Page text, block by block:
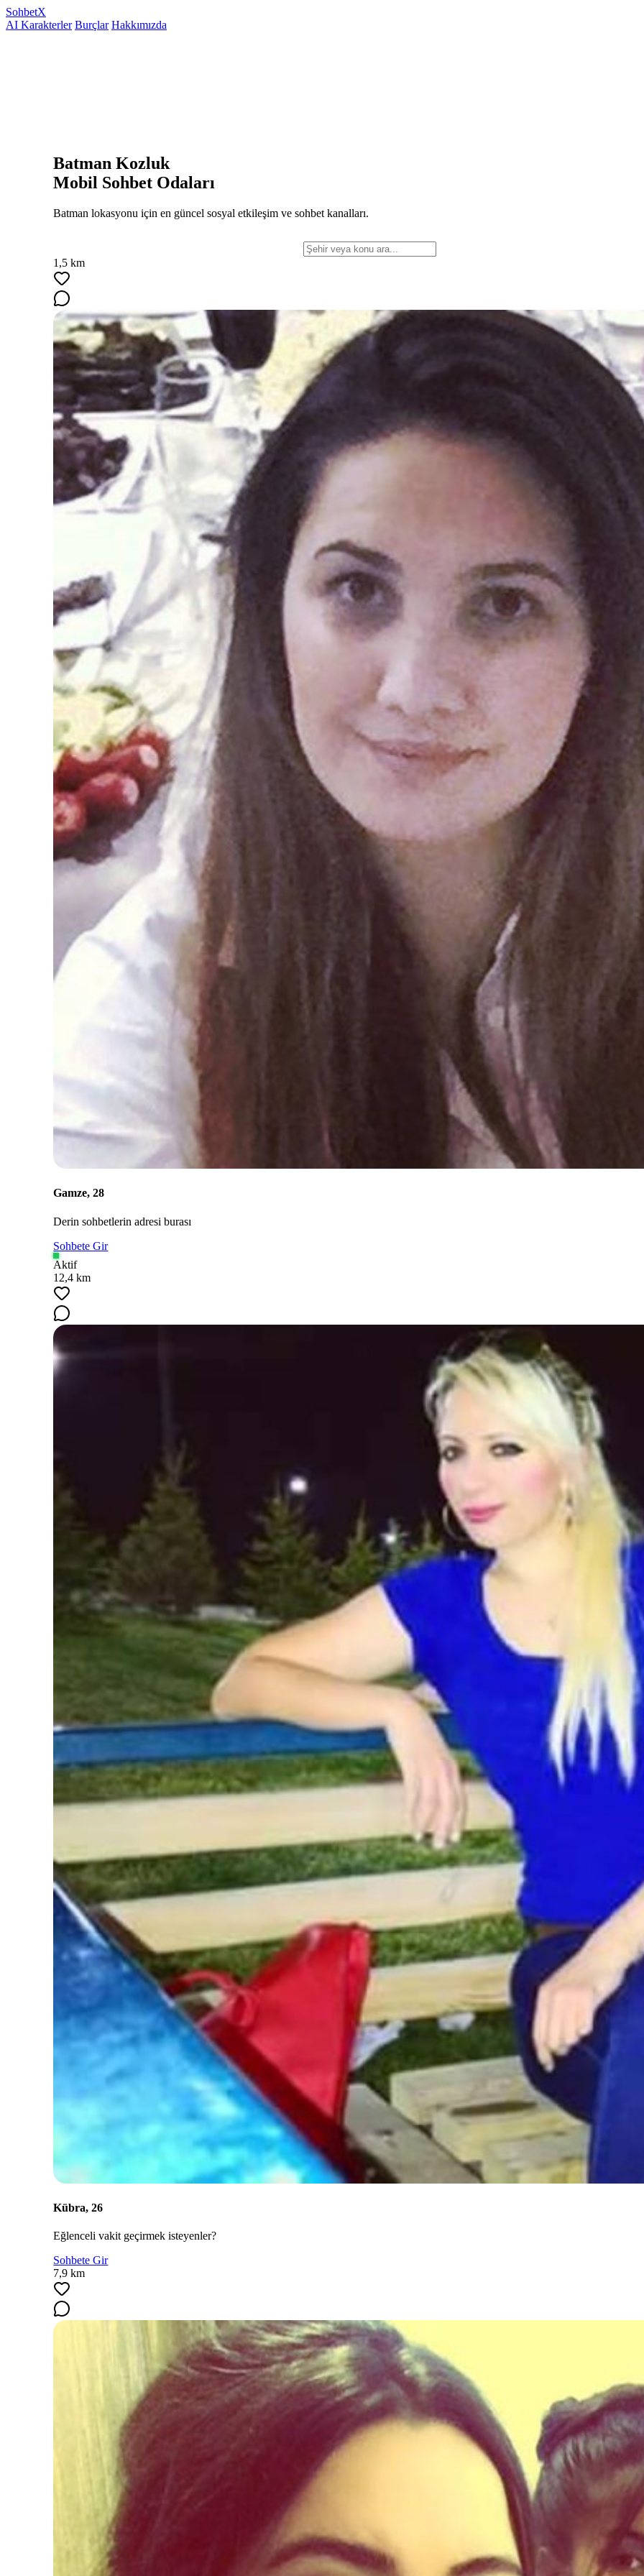
SohbetX
AI Karakterler Burçlar Hakkımızda
Batman Kozluk
Mobil Sohbet Odaları
Batman lokasyonu için en güncel sosyal etkileşim ve sohbet kanalları.
1,5 km
Gamze, 28
Derin sohbetlerin adresi burası
Sohbete Gir
Aktif
12,4 km
Kübra, 26
Eğlenceli vakit geçirmek isteyenler?
Sohbete Gir
7,9 km